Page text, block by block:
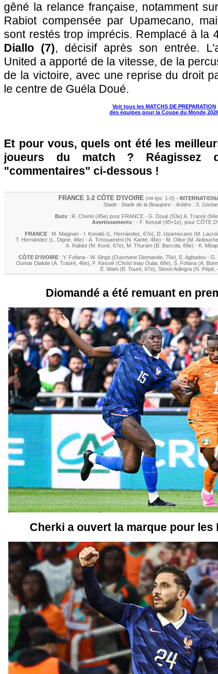
gêné la relance française, notamment
Rabiot compensée par Upamecano,
sont restés trop imprécis. Remplacé à la
Diallo (7), décisif après son entrée.
United a apporté de la vitesse, de la
de la victoire, avec une reprise du droit
le centre de Guéla Doué.
Voir tous les MATCHS DE PREPARATION
des équipes pour la Coupe du Monde
Et pour vous, quels ont été les
joueurs du match ? Réagissez
"commentaires" ci-dessous !
FRANCE 1-2 CÔTE D'IVOIRE (mi-tps: 1-0) -
Stade : Stade de la Beaujoire - Arbitre : S.
Buts : R. Cherki (45e) pour FRANCE - G. Doué (53e) A. Traoré
Avertissements : - F. Kessié (45+1e) , pour CÔTE
FRANCE : M. Maignan - I. Konaté (L. Hernández , 67e) D. Upamecano (M.
T. Hernández (L. Digne, 46e) - A. Tchouaméni(N. Kanté, 46e) - M. Olise(M. Akliouche
A. Rabiot(M. Koné, 67e) M. Thuram(B. Barcola, 89e) - K.
CÔTE D'IVOIRE : Y. Fofana - W. Singo (Ousmane Diomande , 75e) E. Agbadou - G.
Oumar Diakite (A. Traoré , 46e) F. Kessié (Christ Inao Oulai , 68e) S. Fofana (A.
E. Wahi (B. Touré , 67e) Simon Adingra (N. Pépé
Diomandé a été remuant en
Cherki a ouvert la marque pour les